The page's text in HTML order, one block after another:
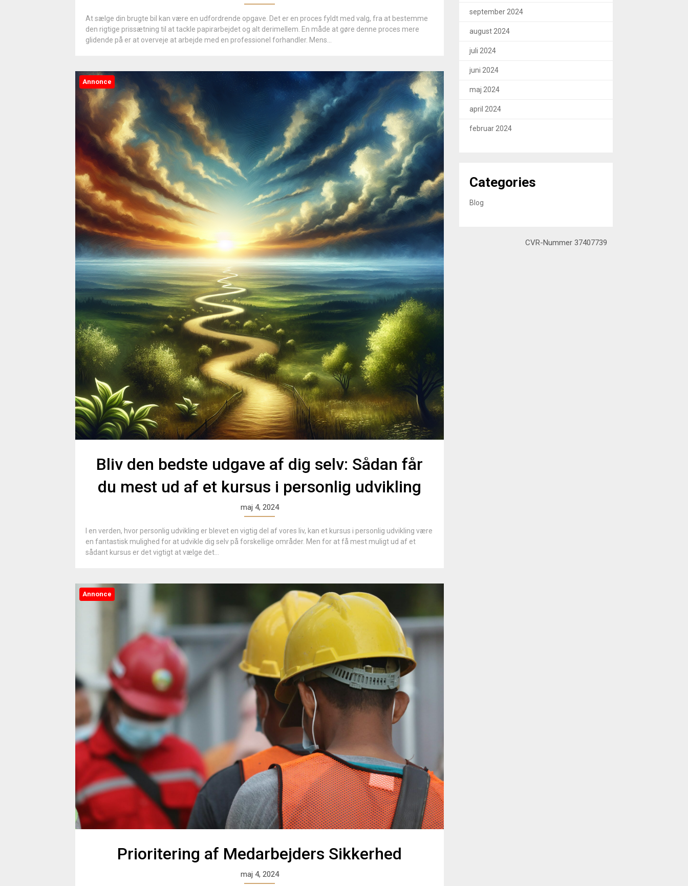
At sælge din brugte bil kan være en udfordrende opgave. Det er en proces fyldt med valg, fra at bestemme
den rigtige prissætning til at tackle papirarbejdet og alt derimellem. En måde at gøre denne proces mere
glidende på er at overveje at arbejde med en professionel forhandler. Mens...
Annonce
Bliv den bedste udgave af dig selv: Sådan får
du mest ud af et kursus i personlig udvikling
maj 4, 2024
I en verden, hvor personlig udvikling er blevet en vigtig del af vores liv, kan et kursus i personlig udvikling være
en fantastisk mulighed for at udvikle dig selv på forskellige områder. Men for at få mest muligt ud af et
sådant kursus er det vigtigt at vælge det...
Annonce
Prioritering af Medarbejders Sikkerhed
maj 4, 2024
september 2024
august 2024
juli 2024
juni 2024
maj 2024
april 2024
februar 2024
Categories
Blog
CVR-Nummer 37407739